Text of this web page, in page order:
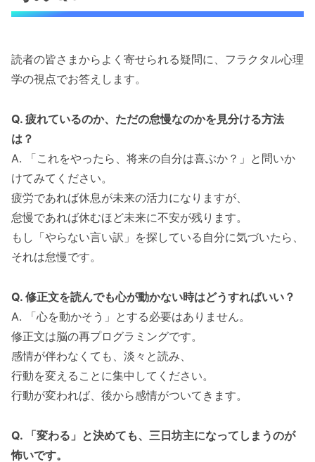
読者の皆さまからよく寄せられる疑問に、フラクタル心理
学の視点でお答えします。
Q. 疲れているのか、ただの怠慢なのかを見分ける方法
は？
A. 「これをやったら、将来の自分は喜ぶか？」と問いか
けてみてください。
疲労であれば休息が未来の活力になりますが、
怠慢であれば休むほど未来に不安が残ります。
もし「やらない言い訳」を探している自分に気づいたら、
それは怠慢です。
Q. 修正文を読んでも心が動かない時はどうすればいい？
A. 「心を動かそう」とする必要はありません。
修正文は脳の再プログラミングです。
感情が伴わなくても、淡々と読み、
行動を変えることに集中してください。
行動が変われば、後から感情がついてきます。
Q. 「変わる」と決めても、三日坊主になってしまうのが
怖いです。